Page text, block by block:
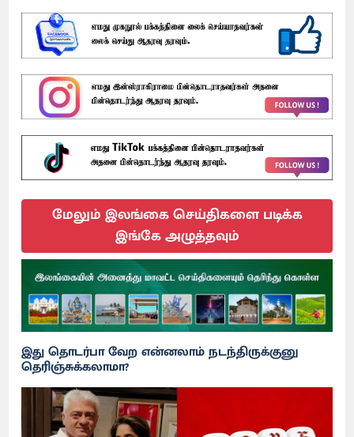
மேலும் இலங்கை செய்திகளை படிக்க
இங்கே அழுத்தவும்
இது தொடர்பா வேற என்னலாம் நடந்திருக்குனு
தெரிஞ்சுக்கலாமா?